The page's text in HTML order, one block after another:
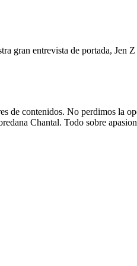
gran entrevista de portada, Jen
de contenidos. No perdimos la
Chantal. Todo sobre